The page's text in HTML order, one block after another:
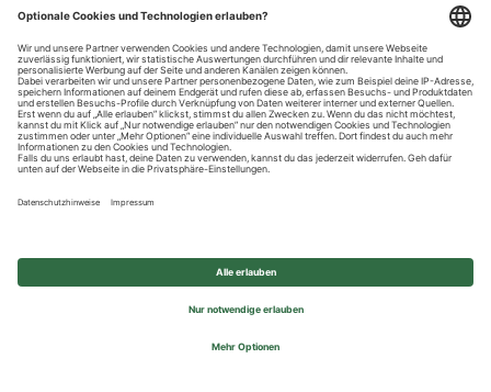
Datenschutzhinweise
Impressum
Privatsphäre-Einstellungen
© 2026 REWE Group - All rights reserved